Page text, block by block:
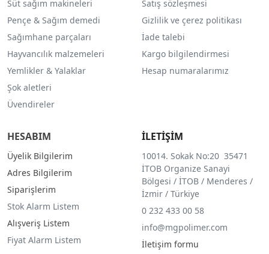
Süt sağım makineleri
Pençe & Sağım demedi
Sağımhane parçaları
Hayvancılık malzemeleri
Yemlikler & Yalaklar
Şok aletleri
Üvendireler
Satış sözleşmesi
Gizlilik ve çerez politikası
İade talebi
Kargo bilgilendirmesi
Hesap numaralarımız
HESABIM
Üyelik Bilgilerim
Adres Bilgilerim
Siparişlerim
Stok Alarm Listem
Alışveriş Listem
Fiyat Alarm Listem
İLETİŞİM
10014. Sokak No:20 35471
İTOB Organize Sanayi
Bölgesi / İTOB / Menderes /
İzmir / Türkiye
0 232 433 00 58
info@mgpolimer.com
İletişim formu